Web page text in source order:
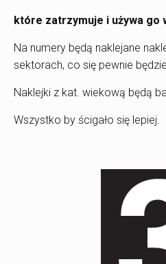
które zatrzymuje i używa
Na numery będą naklejane
sektorach, co się pewnie
Naklejki z kat. wiekową będą
Wszystko by ścigało się lepiej.